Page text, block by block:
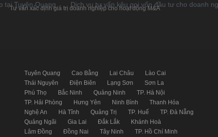
Tư vấn xác định giá trị doanh nghiệp cho hoạt động M&A
Quang Dịch vụ tư vấn kêu gọi vốn đầu tư cho doanh nghiệp
Tuyên Quang Cao Bằng Lai Châu
Lào Cai
Thái Nguyên
Điện Biên Lạng Sơn
Sơn La
Phú Thọ
Bắc Ninh Quảng Ninh
TP. Hà Nội
TP. Hải Phòng
Hưng Yên Ninh Bình
Thanh Hóa
Nghệ An
Hà Tĩnh Quảng Trị TP. Huế
TP. Đà Nẵng
Quảng Ngãi
Gia Lai Đắk Lắk
Khánh Hoà
Lâm Đồng
Đồng Nai Tây Ninh TP. Hồ Chí Minh